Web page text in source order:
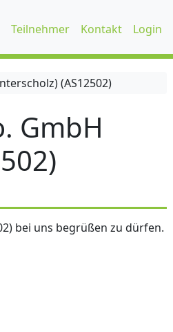
Teilnehmer Kontakt Login
(AS12502)
GmbH
bei uns begrüßen zu dürfen.